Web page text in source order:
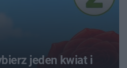
jeden kwiat i